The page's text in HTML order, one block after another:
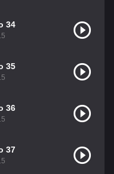
34
35
36
37